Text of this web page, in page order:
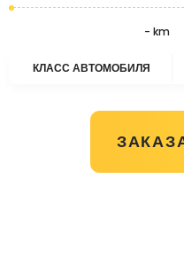
- km
КЛАСС АВТОМОБИЛЯ